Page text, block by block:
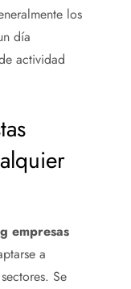
los
día
actividad
empresas
a
Se